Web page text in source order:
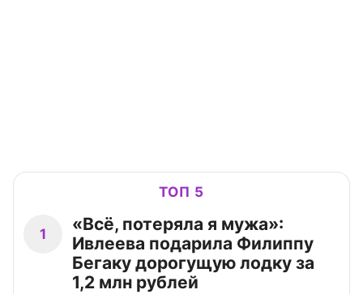
ТОП 5
1
«Всё, потеряла я мужа»:
Ивлеева подарила Филиппу
Бегаку дорогущую лодку за
1,2 млн рублей